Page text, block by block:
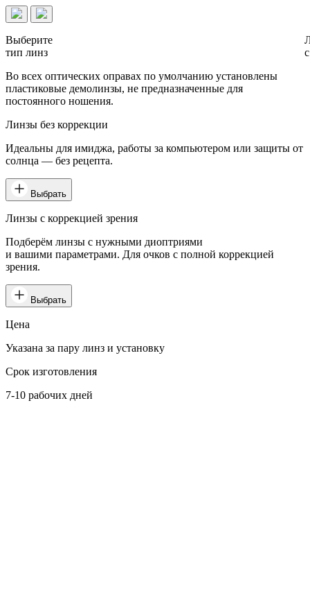
Выберите
тип линз
Во всех оптических оправах по умолчанию установлены
пластиковые демолинзы, не предназначенные для
постоянного ношения.
Линзы без коррекции
Идеальны для имиджа, работы за компьютером или защиты от
солнца — без рецепта.
Выбрать
Линзы с коррекцией зрения
Подберём линзы с нужными диоптриями
и вашими параметрами. Для очков с полной коррекцией
зрения.
Выбрать
Цена
Указана за пару линз и установку
Срок изготовления
7-10 рабочих дней